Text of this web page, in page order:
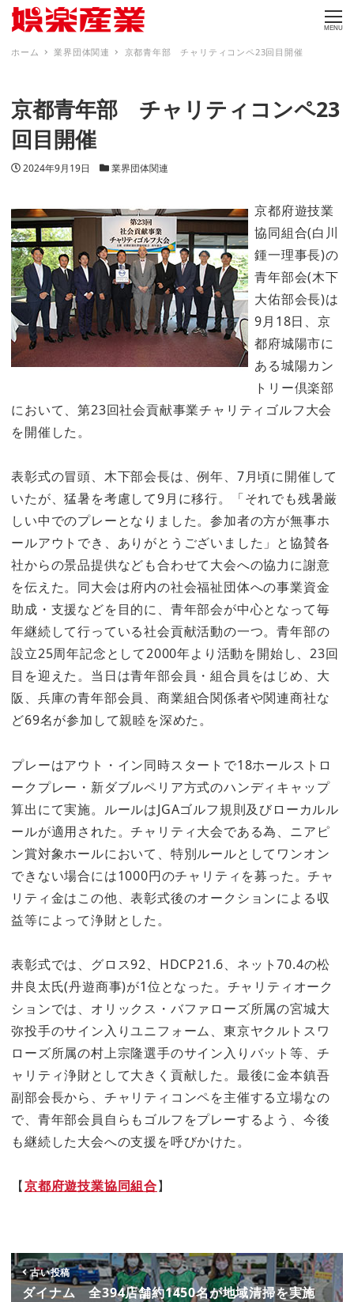
MENU
ホーム 業界団体関連 京都青年部 チャリティコンペ23回目開催
京都青年部 チャリティコンペ23
回目開催
投稿日
2024年9月19日 カテゴリー
業界団体関連
京都府遊技業
協同組合(白川
鍾一理事長)の
青年部会(木下
大佑部会長)は
9月18日、京
都府城陽市に
ある城陽カン
トリー倶楽部
において、第23回社会貢献事業チャリティゴルフ大会
を開催した。
表彰式の冒頭、木下部会長は、例年、7月頃に開催して
いたが、猛暑を考慮して9月に移行。「それでも残暑厳
しい中でのプレーとなりました。参加者の方が無事ホ
ールアウトでき、ありがとうございました」と協賛各
社からの景品提供なども合わせて大会への協力に謝意
を伝えた。同大会は府内の社会福祉団体への事業資金
助成・支援などを目的に、青年部会が中心となって毎
年継続して行っている社会貢献活動の一つ。青年部の
設立25周年記念として2000年より活動を開始し、23回
目を迎えた。当日は青年部会員・組合員をはじめ、大
阪、兵庫の青年部会員、商業組合関係者や関連商社な
ど69名が参加して親睦を深めた。
プレーはアウト・イン同時スタートで18ホールストロ
ークプレー・新ダブルペリア方式のハンディキャップ
算出にて実施。ルールはJGAゴルフ規則及びローカルル
ールが適用された。チャリティ大会である為、ニアピ
ン賞対象ホールにおいて、特別ルールとしてワンオン
できない場合には1000円のチャリティを募った。チャ
リティ金はこの他、表彰式後のオークションによる収
益等によって浄財とした。
表彰式では、グロス92、HDCP21.6、ネット70.4の松
井良太氏(丹遊商事)が1位となった。チャリティオーク
ションでは、オリックス・バファローズ所属の宮城大
弥投手のサイン入りユニフォーム、東京ヤクルトスワ
ローズ所属の村上宗隆選手のサイン入りバット等、チ
ャリティ浄財として大きく貢献した。最後に金本鎮吾
副部会長から、チャリティコンペを主催する立場なの
で、青年部会員自らもゴルフをプレーするよう、今後
も継続した大会への支援を呼びかけた。
【京都府遊技業協同組合】
古い投稿
ダイナム 全394店舗約1450名が地域清掃を実施